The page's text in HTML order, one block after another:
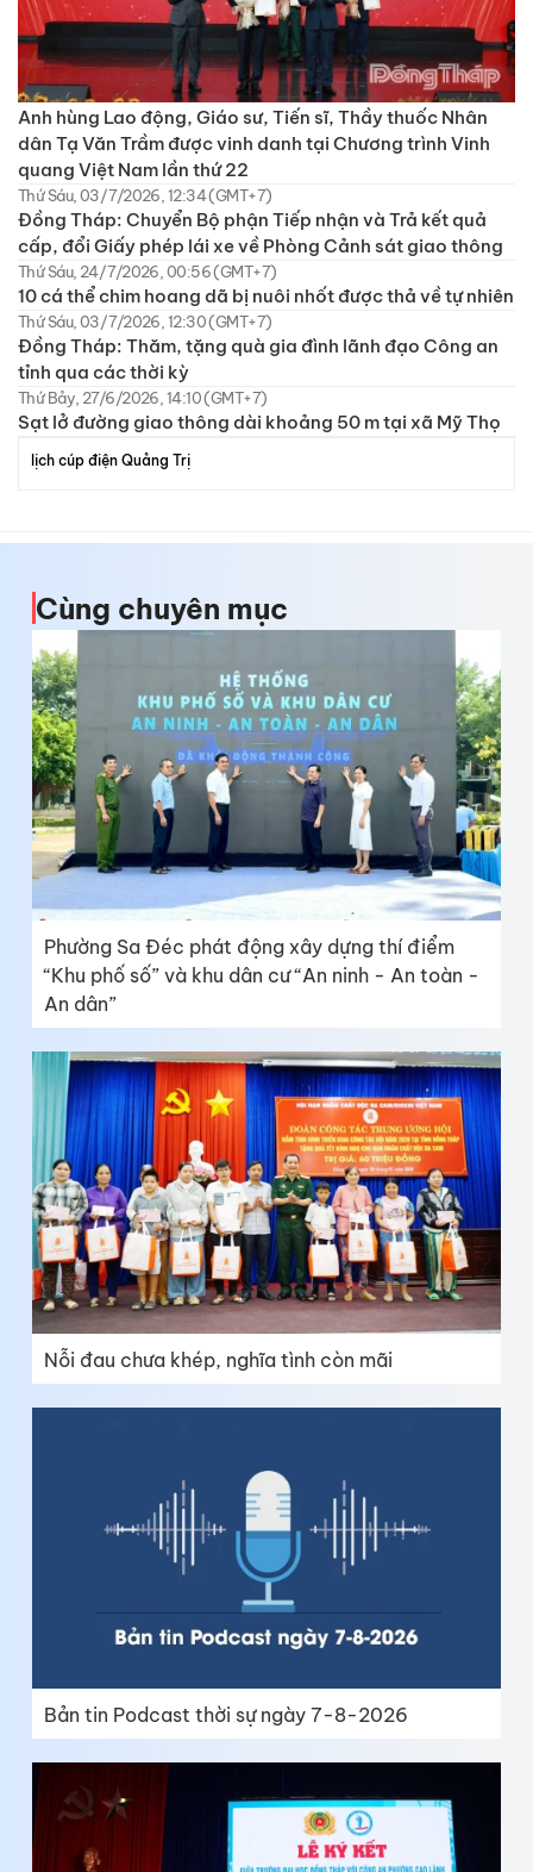
Anh hùng Lao động, Giáo sư, Tiến sĩ, Thầy thuốc Nhân
dân Tạ Văn Trầm được vinh danh tại Chương trình Vinh
quang Việt Nam lần thứ 22
Thứ Sáu, 03/7/2026, 12:34 (GMT+7)
Đồng Tháp: Chuyển Bộ phận Tiếp nhận và Trả kết quả
cấp, đổi Giấy phép lái xe về Phòng Cảnh sát giao thông
Thứ Sáu, 24/7/2026, 00:56 (GMT+7)
10 cá thể chim hoang dã bị nuôi nhốt được thả về tự nhiên
Thứ Sáu, 03/7/2026, 12:30 (GMT+7)
Đồng Tháp: Thăm, tặng quà gia đình lãnh đạo Công an
tỉnh qua các thời kỳ
Thứ Bảy, 27/6/2026, 14:10 (GMT+7)
Sạt lở đường giao thông dài khoảng 50 m tại xã Mỹ Thọ
lịch cúp điện Quảng Trị
Cùng chuyên mục
Phường Sa Đéc phát động xây dựng thí điểm
“Khu phố số” và khu dân cư “An ninh - An toàn -
An dân”
Nỗi đau chưa khép, nghĩa tình còn mãi
Bản tin Podcast thời sự ngày 7-8-2026